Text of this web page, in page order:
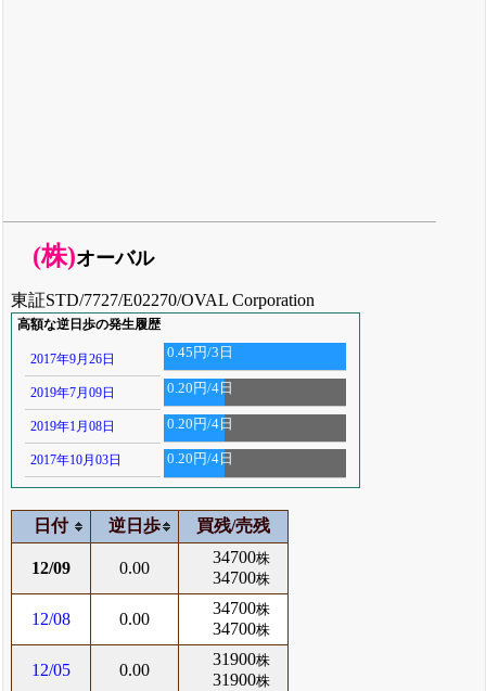
(株)オーバル
東証STD/7727/E02270/OVAL Corporation
高額な逆日歩の発生履歴
2017年9月26日 0.45円/3日
2019年7月09日 0.20円/4日
2019年1月08日 0.20円/4日
2017年10月03日 0.20円/4日
日付 逆日歩 買残/売残
12/09 0.00
34700株
34700株
12/08 0.00
34700株
34700株
12/05 0.00
31900株
31900株